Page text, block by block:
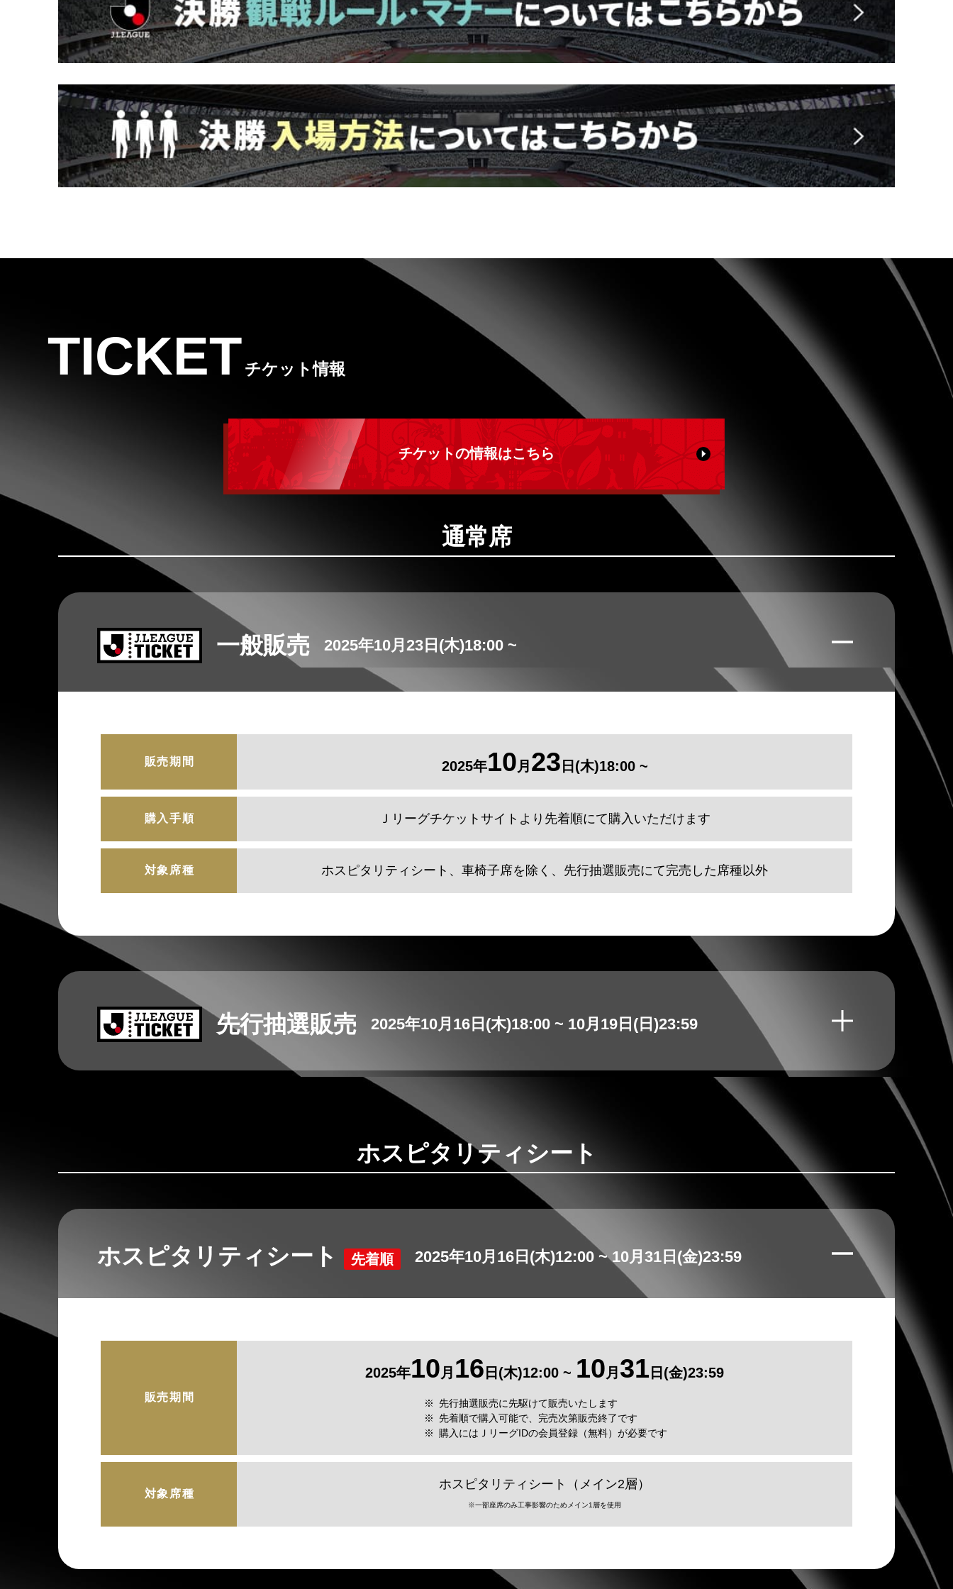
TICKETチケット情報
チケットの情報はこちら
通常席
一般販売 2025年10月 23 日(木)18:00 ~
販売期間 2025年10 月 23 日(木)18:00 ~
購入手順 Ｊリーグチケットサイトより先着順にて購入いただけます
対象席種 ホスピタリティシート、車椅子席を除く、先行抽選販売にて完売した席種以外
先行抽選販売 2025年10月 16 日(木)18:00 ~ 10月 19 日(日)23:59
ホスピタリティシート
ホスピタリティシート 先着順 2025年10月 16日(木)12:00 ~10月 31日(金)23:59
販売期間
2025年10 月 16 日(木)12:00 ~ 10 月 31 日(金)23:59
先行抽選販売に先駆けて販売いたします
先着順で購入可能で、完売次第販売終了です
購入にはＪリーグIDの会員登録（無料）が必要です
対象席種
ホスピタリティシート（メイン2層）
※一部座席のみ工事影響のためメイン1層を使用